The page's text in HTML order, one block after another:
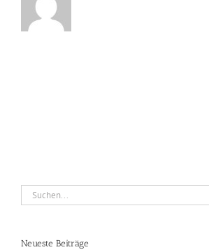
Suche
nach:
Neueste Beiträge